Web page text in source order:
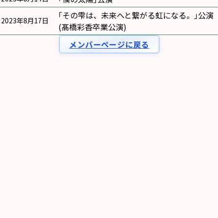
2023年8月17日
｢その雫は、未来へと繋がる虹になる。｣公演
(髙橋彩香卒業公演)
メンバーページに戻る